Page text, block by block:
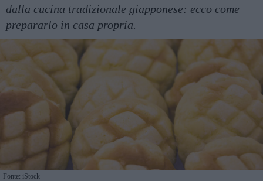
dalla cucina tradizionale giapponese: ecco come
prepararlo in casa propria.
Fonte: iStock